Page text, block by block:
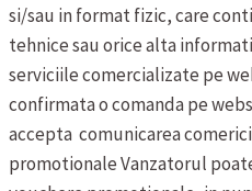
si/sau in format fizic, care
tehnice sau orice alta
serviciile comercializate pe
confirmata o comanda pe
accepta comunicarea
promotionaleVanzatorul